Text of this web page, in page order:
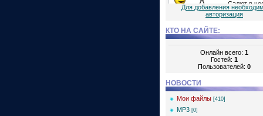
Для добавления
авторизация
КТО НА САЙТЕ:
Онлайн всего: 1
Гостей: 1
Пользователей: 0
НОВОСТИ
Мои файлы [410]
MP3 [0]